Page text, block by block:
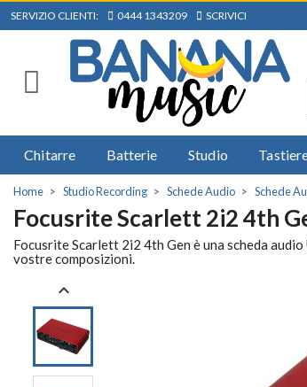
SERVIZIO CLIENTI: 0444 1343209 SCRIVICI
Chitarre Batterie Studio
Home Studio Recording Schede Audio Schede
Focusrite Scarlett 2i2 4th
Focusrite Scarlett 2i2 4th Gen è una scheda
vostre composizioni.
